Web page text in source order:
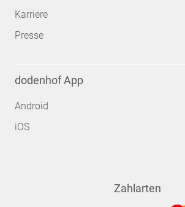
Karriere
Presse
dodenhof App
Android
iOS
Zahlarten